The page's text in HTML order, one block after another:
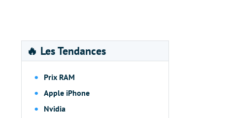
🔥 Les Tendances
Prix RAM
Apple iPhone
Nvidia